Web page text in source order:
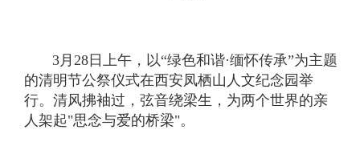
3月28日上午，以“绿色和谐·缅怀传承”为主题
的清明节公祭仪式在西安凤栖山人文纪念园举
行。清风拂袖过，弦音绕梁生，为两个世界的亲
人架起"思念与爱的桥梁"。